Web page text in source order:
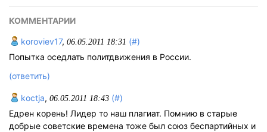
КОММЕНТАРИИ
koroviev17, 06.05.2011 18:31 (#)
Попытка оседлать политдвижения в России.
(ответить)
koctja, 06.05.2011 18:43 (#)
Едрен корень! Лидер то наш плагиат. Помнию в старые
добрые советские времена тоже был союз беспартийных и